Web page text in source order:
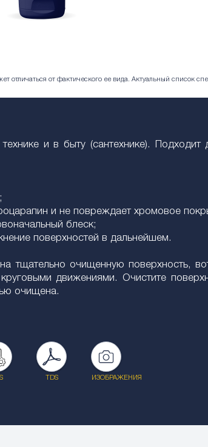
отличаться от фактического ее вида. Актуальный список
и в быту (сантехнике).
и не повреждает хромовое
блеск;
поверхностей в дальнейшем.
тщательно очищенную поверхность,
движениями. Очистите
очищена.
TDS ИЗОБРАЖЕНИЯ